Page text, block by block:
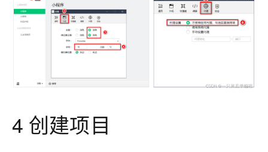
4 创建项目